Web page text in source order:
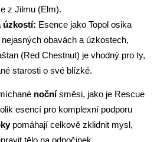
z Jilmu (Elm).
úzkostí: Esence jako Topol osika
obavách a úzkostech,
(Red Chestnut) je vhodný pro ty,
starosti o své blízké.
noční směsi, jako je Rescue
esencí pro komplexní podporu
pomáhají celkově zklidnit mysl,